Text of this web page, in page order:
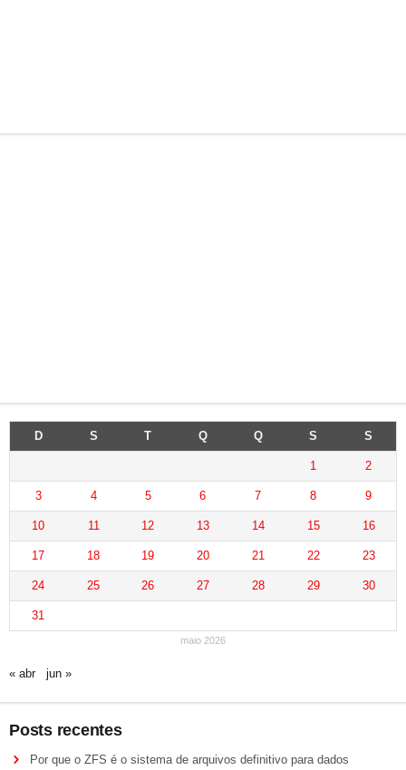
maio 2026
D S T Q Q S S
1 2
3 4 5 6 7 8 9
10 11 12 13 14 15 16
17 18 19 20 21 22 23
24 25 26 27 28 29 30
31
« abr jun »
Posts recentes
Por que o ZFS é o sistema de arquivos definitivo para dados